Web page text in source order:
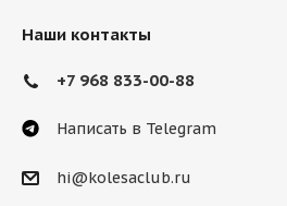
Наши контакты
+7 968 833-00-88
Написать в Telegram
hi@kolesaclub.ru